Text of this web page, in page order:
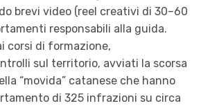
brevi video (reel creativi di 30–60
responsabili alla guida.
corsi di formazione,
sul territorio, avviati la scorsa
“movida” catanese che hanno
di 325 infrazioni su circa